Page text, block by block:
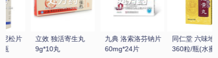
同仁堂 六味地黄丸
360粒/瓶(水蜜丸)
九芝堂/芝 六味地黄
丸(浓缩丸) 200丸/
同仁堂 锁阳固精丸
9g*10丸